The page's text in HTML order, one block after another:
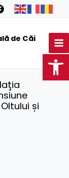
de Căi
și